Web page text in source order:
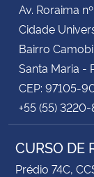
Av. Roraima
Cidade
Bairro Camobi
Santa Maria -
CEP: 97105-
+55 (55)
CURSO DE
Prédio 74C,